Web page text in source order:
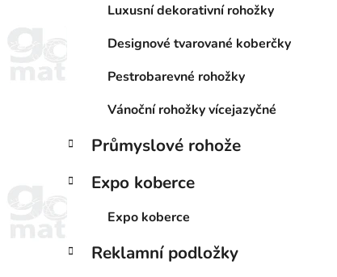
Luxusní dekorativní rohožky
Designové tvarované koberčky
Pestrobarevné rohožky
Vánoční rohožky vícejazyčné
Průmyslové rohože
Expo koberce
Expo koberce
Reklamní podložky